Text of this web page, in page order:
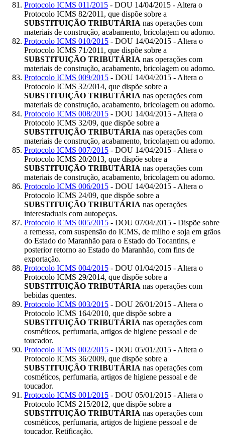
Protocolo ICMS 011/2015 - DOU 14/04/2015 - Altera o
Protocolo ICMS 82/2011, que dispõe sobre a
SUBSTITUIÇÃO TRIBUTÁRIA nas operações com
materiais de construção, acabamento, bricolagem ou adorno.
Protocolo ICMS 010/2015 - DOU 14/04/2015 - Altera o
Protocolo ICMS 71/2011, que dispõe sobre a
SUBSTITUIÇÃO TRIBUTÁRIA nas operações com
materiais de construção, acabamento, bricolagem ou adorno.
Protocolo ICMS 009/2015 - DOU 14/04/2015 - Altera o
Protocolo ICMS 32/2014, que dispõe sobre a
SUBSTITUIÇÃO TRIBUTÁRIA nas operações com
materiais de construção, acabamento, bricolagem ou adorno.
Protocolo ICMS 008/2015 - DOU 14/04/2015 - Altera o
Protocolo ICMS 32/09, que dispõe sobre a
SUBSTITUIÇÃO TRIBUTÁRIA nas operações com
materiais de construção, acabamento, bricolagem ou adorno.
Protocolo ICMS 007/2015 - DOU 14/04/2015 - Altera o
Protocolo ICMS 20/2013, que dispõe sobre a
SUBSTITUIÇÃO TRIBUTÁRIA nas operações com
materiais de construção, acabamento, bricolagem ou adorno.
Protocolo ICMS 006/2015 - DOU 14/04/2015 - Altera o
Protocolo ICMS 24/09, que dispõe sobre a
SUBSTITUIÇÃO TRIBUTÁRIA nas operações
interestaduais com autopeças.
Protocolo ICMS 005/2015 - DOU 07/04/2015 - Dispõe sobre
a remessa, com suspensão do ICMS, de milho e soja em grãos
do Estado do Maranhão para o Estado do Tocantins, e
posterior retorno ao Estado do Maranhão, com fins de
exportação.
Protocolo ICMS 004/2015 - DOU 01/04/2015 - Altera o
Protocolo ICMS 29/2014, que dispõe sobre a
SUBSTITUIÇÃO TRIBUTÁRIA nas operações com
bebidas quentes.
Protocolo ICMS 003/2015 - DOU 26/01/2015 - Altera o
Protocolo ICMS 164/2010, que dispõe sobre a
SUBSTITUIÇÃO TRIBUTÁRIA nas operações com
cosméticos, perfumaria, artigos de higiene pessoal e de
toucador.
Protocolo ICMS 002/2015 - DOU 05/01/2015 - Altera o
Protocolo ICMS 36/2009, que dispõe sobre a
SUBSTITUIÇÃO TRIBUTÁRIA nas operações com
cosméticos, perfumaria, artigos de higiene pessoal e de
toucador.
Protocolo ICMS 001/2015 - DOU 05/01/2015 - Altera o
Protocolo ICMS 215/2012, que dispõe sobre a
SUBSTITUIÇÃO TRIBUTÁRIA nas operações com
cosméticos, perfumaria, artigos de higiene pessoal e de
toucador. Retificação.